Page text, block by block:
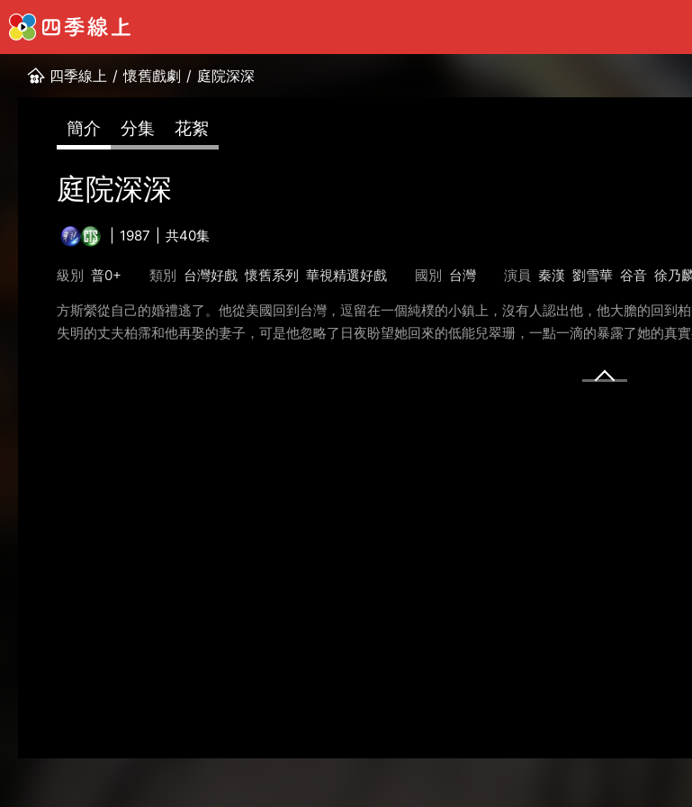
四季線上 / 懷舊戲劇 / 庭院深深
簡介 分集 花絮
庭院深深
1987 共40集
級別 普0+ 類別 台灣好戲 懷舊系列 華視精選好戲 國別 台灣 演員 秦漢 劉雪華 谷音 徐乃
方斯縈從自己的婚禮逃了。他從美國回到台灣，逗留在一個純樸的小鎮上，沒有人認出他，他大膽的回到
失明的丈夫柏霈和他再娶的妻子，可是他忽略了日夜盼望她回來的低能兒翠珊，一點一滴的暴露了她的真